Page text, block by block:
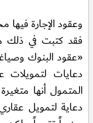
وعقود الإجارة
فقد كتبت في ذلك
«عقود البنوك
دعايات
المتمول أنها